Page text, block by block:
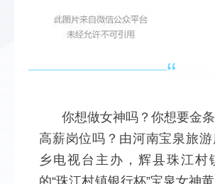
“
你想做女神吗？你想要金
高薪岗位吗？由河南宝泉旅
乡电视台主办，辉县珠江村
的“珠江村镇银行杯”宝泉女神